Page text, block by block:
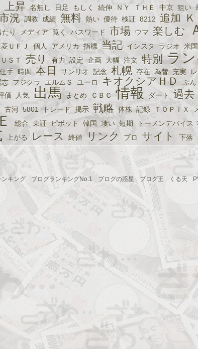
上昇 名無し 日足 もしく 続伸 ＮＹ ＴＨＥ 中京 狙い
況 調教 成績 無料 熱い 優待 検証 8212 追加
たり メディア 覧く パスワード 市場 ウマ 楽しむ
ＵＦＪ 個人 アメリカ 指標 当記 インスタ ラジオ 米国
ＳＴ 売り 有力 設定 企画 大幅 注文 特別 ラ
仕手 時間 本日 サンリオ 記念 札幌 存在 為替 充実
志 フジクラ エルムＳ ユーロ キオクシアＨＤ ぷん
価 人気 出馬 まとめ ＣＢＣ 情報 ダート 過去
古河 5801 トレード 掲示 戦略 体株 記録 ＴＯＰＩＸ
総合 東証 ピポット 韓国 凄い 短期 トーメンデバイス
上がる レース 終値 リンク ブロ サイト 下落
キング ブログランキングNo.1 ブログの惑星 ブログ王 くる天